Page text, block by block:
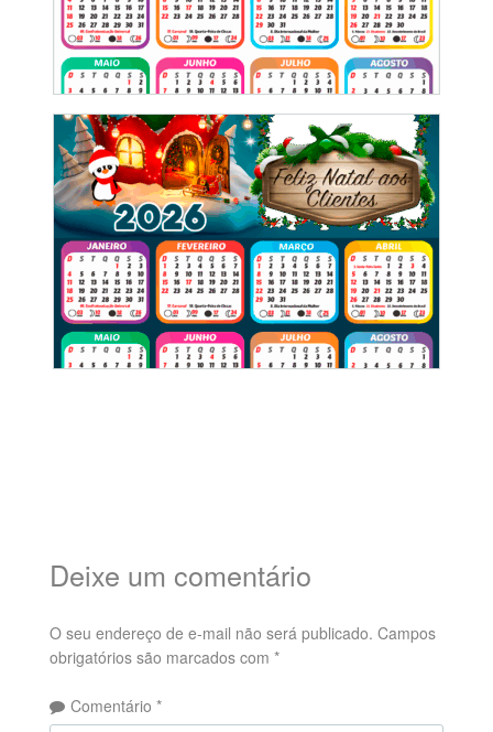
Deixe um comentário
O seu endereço de e-mail não será publicado. Campos
obrigatórios são marcados com *
Comentário *